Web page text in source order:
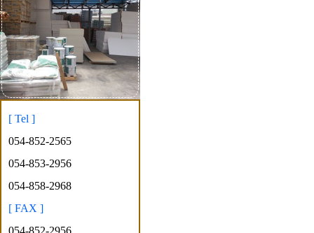
[ Tel ]
054-852-2565
054-853-2956
054-858-2968
[ FAX ]
054-852-2956